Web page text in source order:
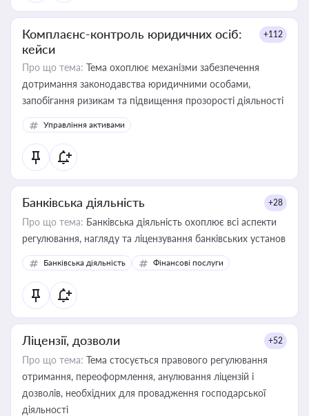
Комплаєнс-контроль юридичних осіб:
кейси
+112
Про що тема: Тема охоплює механізми забезпечення
дотримання законодавства юридичними особами,
запобігання ризикам та підвищення прозорості діяльності
Управління активами
Банківська діяльність +28
Про що тема: Банківська діяльність охоплює всі аспекти
регулювання, нагляду та ліцензування банківських установ
Банківська діяльність Фінансові послуги
Ліцензії, дозволи +52
Про що тема: Тема стосується правового регулювання
отримання, переоформлення, анулювання ліцензій і
дозволів, необхідних для провадження господарської
діяльності